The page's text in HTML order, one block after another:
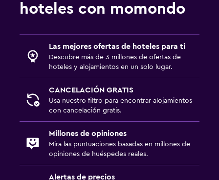
hoteles con momondo
Las mejores ofertas de hoteles para ti
Descubre más de 3 millones de ofertas de
hoteles y alojamientos en un solo lugar.
CANCELACIÓN GRATIS
Usa nuestro filtro para encontrar alojamientos
con cancelación gratis.
Millones de opiniones
Mira las puntuaciones basadas en millones de
opiniones de huéspedes reales.
Alertas de precios